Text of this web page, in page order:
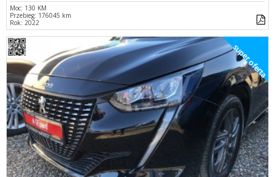
Moc: 130 KM
Przebieg: 176045 km
Rok: 2022
super oferta